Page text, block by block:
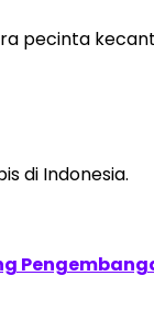
pecinta
di Indonesia.